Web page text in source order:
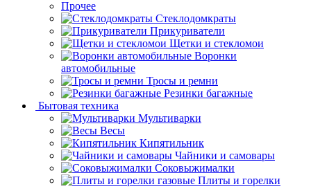
Прочее
Стеклодомкраты
Прикуриватели
Щетки и стекломои
Воронки
автомобильные
Тросы и ремни
Резинки багажные
Бытовая техника
Мультиварки
Весы
Кипятильник
Чайники и самовары
Соковыжималки
Плиты и горелки